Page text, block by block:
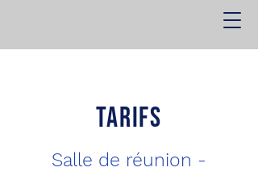
Tarifs
Salle de réunion -